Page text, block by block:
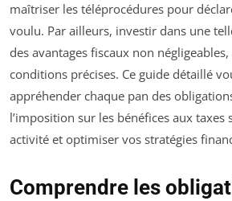
maîtriser les téléprocédures pour
voulu. Par ailleurs, investir dans une
des avantages fiscaux non
conditions précises. Ce guide détaillé
appréhender chaque pan des
l’imposition sur les bénéfices aux
activité et optimiser vos stratégies
Comprendre les